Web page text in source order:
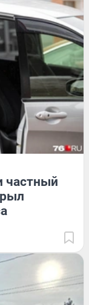
частный